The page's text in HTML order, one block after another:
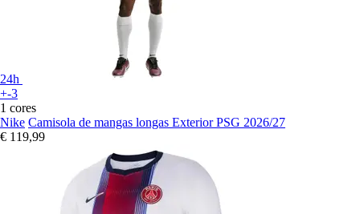
24h
+-3
1 cores
Nike Camisola de mangas longas Exterior PSG 2026/27
€ 119,99